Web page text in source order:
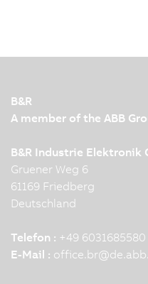
B&R
A member of the ABB
B&R Industrie Elektronik
Gruener Weg 6
61169 Friedberg
Deutschland
Telefon : +49 6031685580
E-Mail : office.br@